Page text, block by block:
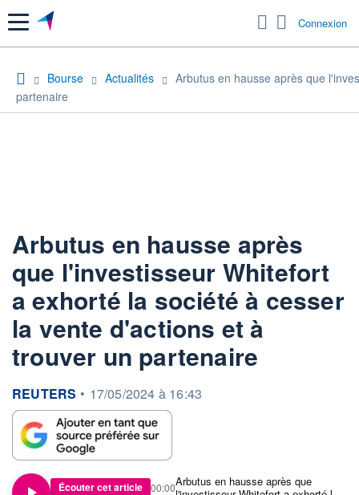
Menu Connexion
Bourse Actualités
Arbutus en hausse après que
partenaire
Arbutus en hausse après
que l'investisseur Whitefort
a exhorté la société à cesser
la vente d'actions et à
trouver un partenaire
information fournie par
REUTERS • 17/05/2024 à 16:43
Écouter cet article
Arbutus en hausse après que
00:00